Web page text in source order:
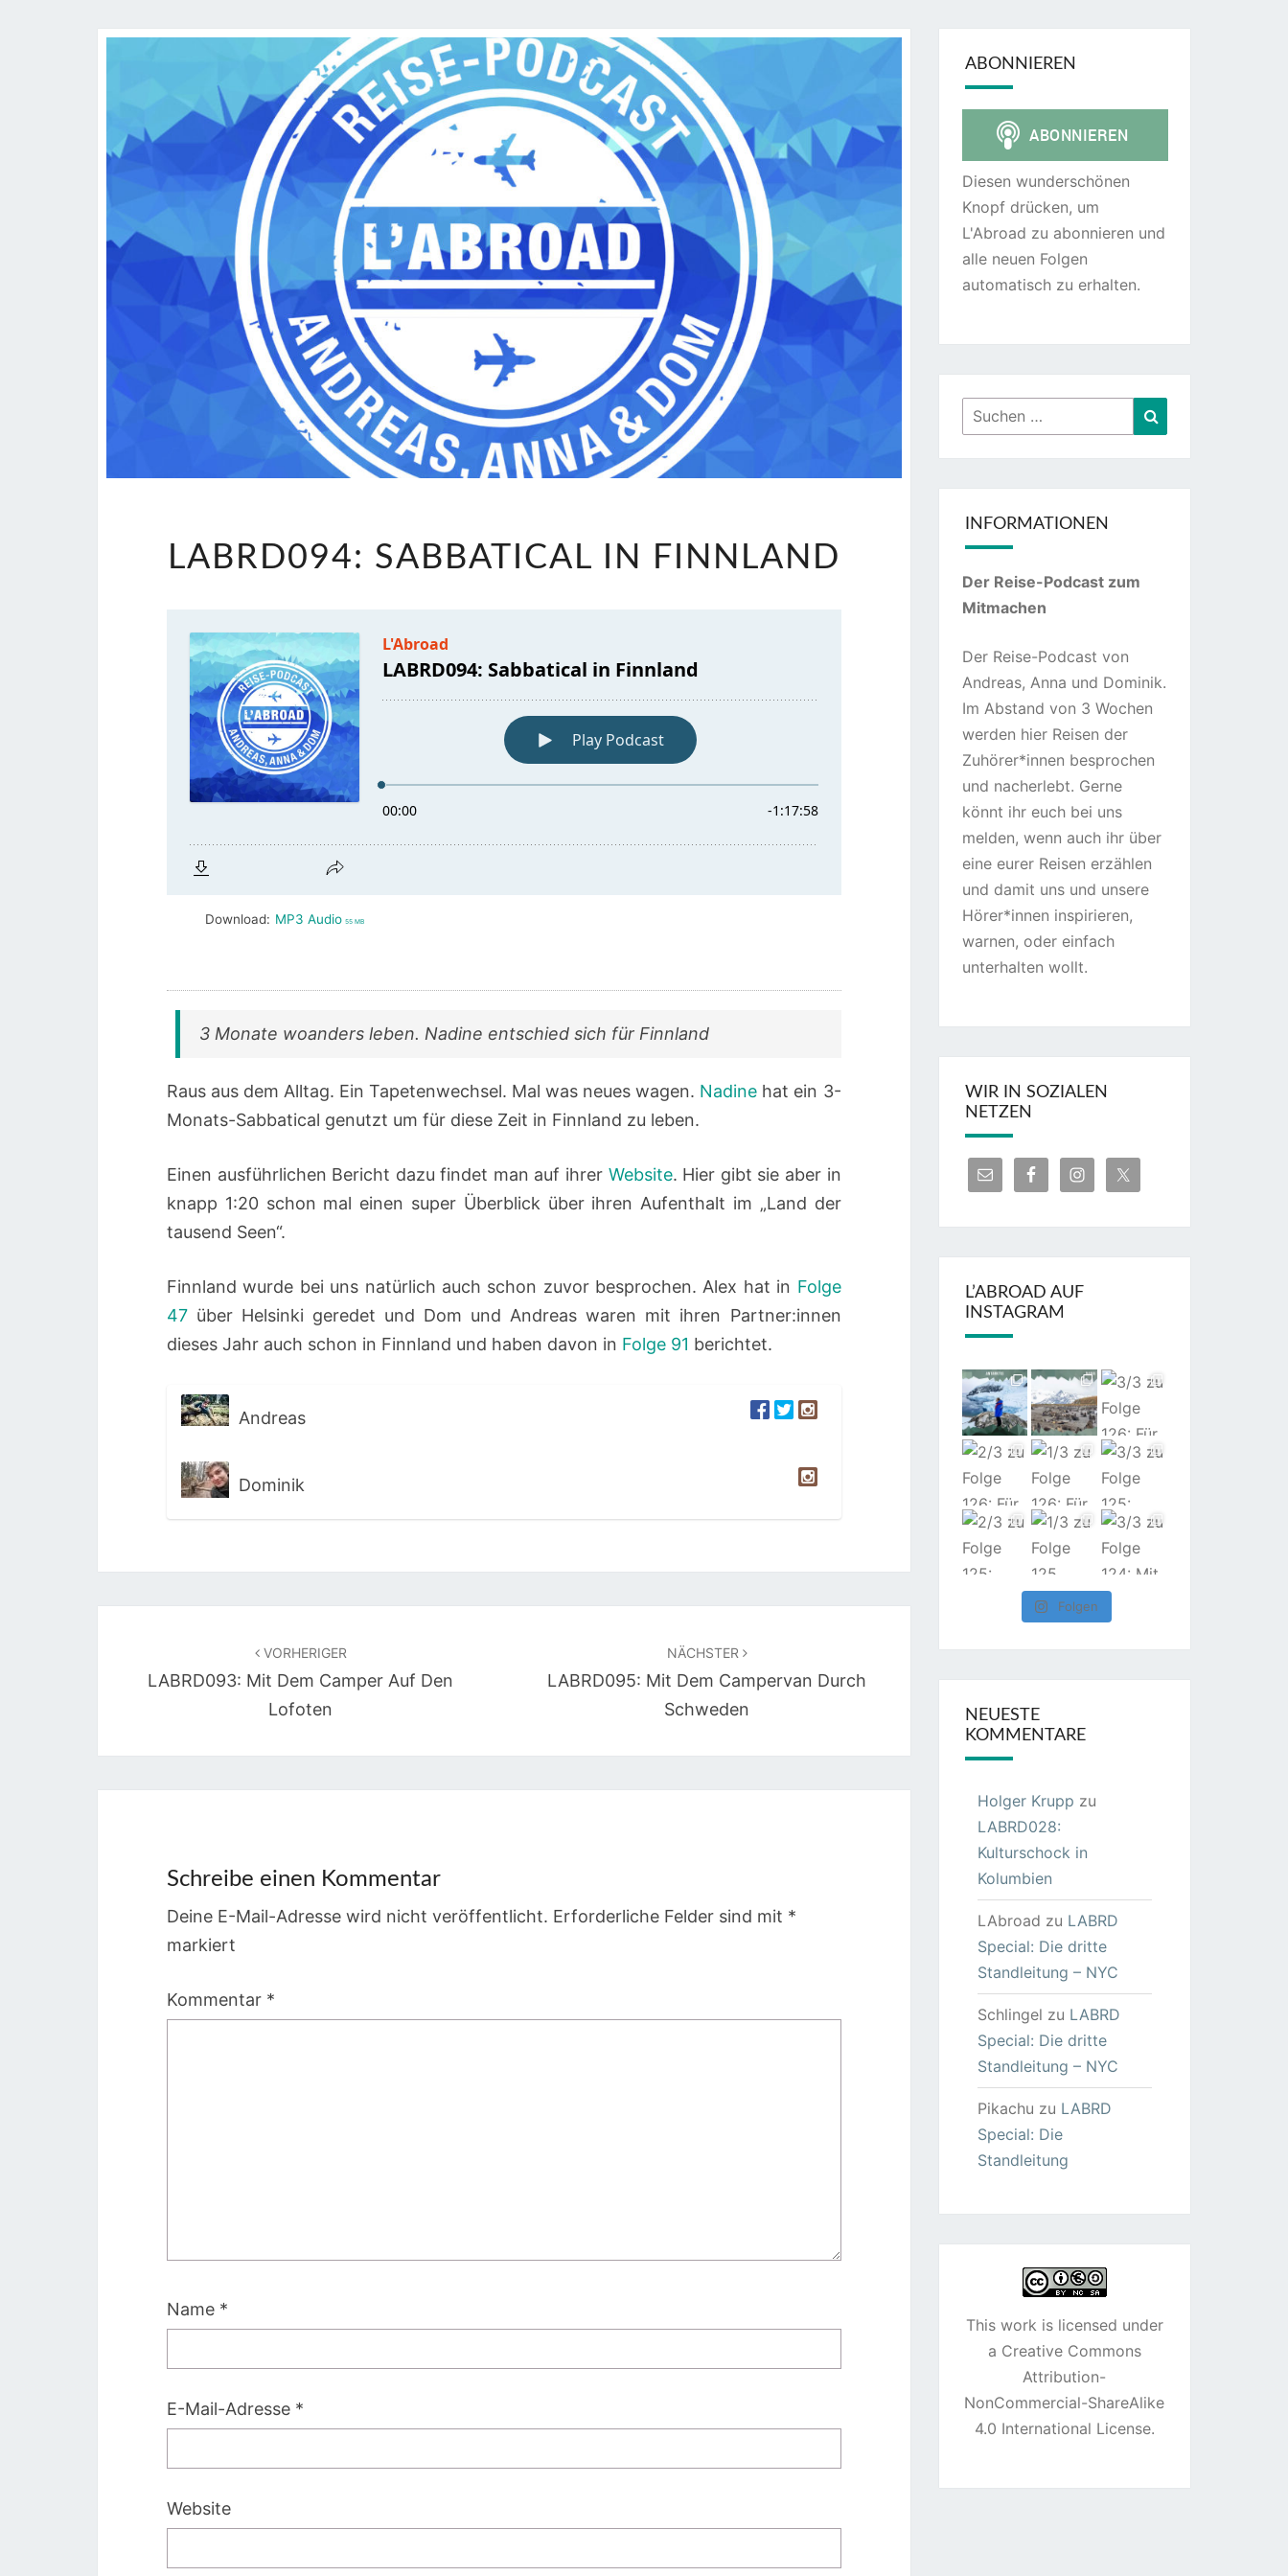
SABBATICAL
LABRD094: SABBATICAL IN FINNLAND
Download: MP3 Audio 55 MB
3 Monate woanders leben. Nadine entschied sich für Finnland
Raus aus dem Alltag. Ein Tapetenwechsel. Mal was neues wagen. Nadine hat ein 3-
Monats-Sabbatical genutzt um für diese Zeit in Finnland zu leben.
Einen ausführlichen Bericht dazu findet man auf ihrer Website. Hier gibt sie aber in
knapp 1:20 schon mal einen super Überblick über ihren Aufenthalt im „Land der
tausend Seen“.
Finnland wurde bei uns natürlich auch schon zuvor besprochen. Alex hat in Folge
47 über Helsinki geredet und Dom und Andreas waren mit ihren Partner:innen
dieses Jahr auch schon in Finnland und haben davon in Folge 91 berichtet.
Andreas
Dominik
VORHERIGER
LABRD093: Mit Dem Camper Auf Den
Lofoten
NÄCHSTER
LABRD095: Mit Dem Campervan Durch
Schweden
Schreibe einen Kommentar
Deine E-Mail-Adresse wird nicht veröffentlicht. Erforderliche Felder sind mit *
markiert
Kommentar *
Name *
E-Mail-Adresse *
Website
ABONNIEREN
Diesen wunderschönen
Knopf drücken, um
L'Abroad zu abonnieren und
alle neuen Folgen
automatisch zu erhalten.
Suchen
nach:
INFORMATIONEN
Der Reise-Podcast zum
Mitmachen
Der Reise-Podcast von
Andreas, Anna und Dominik.
Im Abstand von 3 Wochen
werden hier Reisen der
Zuhörer*innen besprochen
und nacherlebt. Gerne
könnt ihr euch bei uns
melden, wenn auch ihr über
eine eurer Reisen erzählen
und damit uns und unsere
Hörer*innen inspirieren,
warnen, oder einfach
unterhalten wollt.
WIR IN SOZIALEN
NETZEN
L’ABROAD AUF
INSTAGRAM
Folgen
NEUESTE
KOMMENTARE
Holger Krupp zu
LABRD028:
Kulturschock in
Kolumbien
LAbroad zu LABRD
Special: Die dritte
Standleitung – NYC
Schlingel zu LABRD
Special: Die dritte
Standleitung – NYC
Pikachu zu LABRD
Special: Die
Standleitung
This work is licensed under
a Creative Commons
Attribution-
NonCommercial-ShareAlike
4.0 International License.